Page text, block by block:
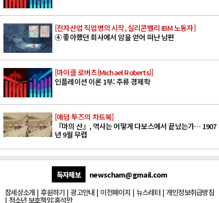
[전자산업 직업병의 시작, 실리콘밸리 IBM 노동자]
④ 좋아했던 회사에서 암을 얻어 떠난 남편
[마이클 로버츠(Michael Roberts)]
인플레이션 이론 1부: 주류 경제학
[애덤 투즈의 차트북]
『마의 산』, 역사는 어떻게 다보스에서 끝났는가… 1907
년 9월 무렵
독자제보
newscham@gmail.com
참세상소개 | 후원하기 |광고안내 | 이전페이지 | 뉴스레터| 개인정보취급방침
| 청소년 보호책임:홍석만